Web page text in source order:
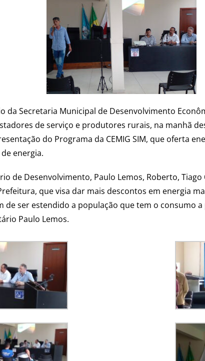
da Secretaria Municipal de Desenvolvimento
de serviço e produtores rurais, na manhã
do Programa da CEMIG SIM, que oferta
energia.
de Desenvolvimento, Paulo Lemos, Roberto,
que visa dar mais descontos em energia
ser estendido a população que tem o consumo
Paulo Lemos.